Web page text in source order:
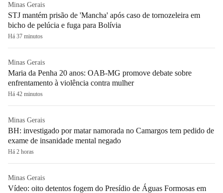
Minas Gerais
STJ mantém prisão de 'Mancha' após caso de tornozeleira em
bicho de pelúcia e fuga para Bolívia
Há 37 minutos
Minas Gerais
Maria da Penha 20 anos: OAB-MG promove debate sobre
enfrentamento à violência contra mulher
Há 42 minutos
Minas Gerais
BH: investigado por matar namorada no Camargos tem pedido de
exame de insanidade mental negado
Há 2 horas
Minas Gerais
Vídeo: oito detentos fogem do Presídio de Águas Formosas em